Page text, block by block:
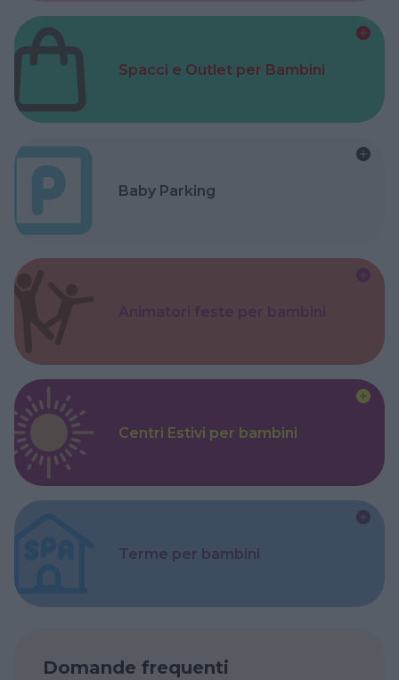
Spacci e Outlet per Bambini
Baby Parking
Centri Estivi per bambini
Terme per bambini
Domande frequenti